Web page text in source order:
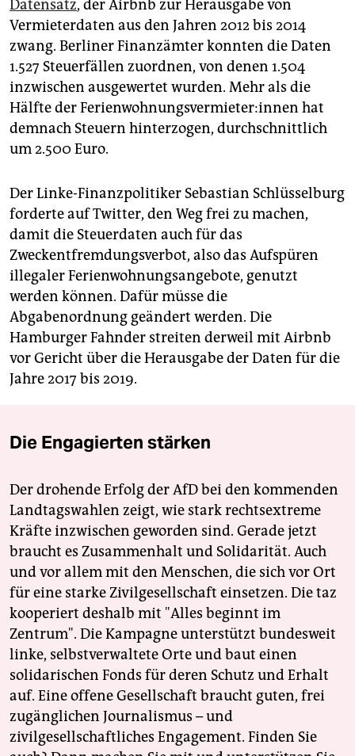
Datensatz, der Airbnb zur Herausgabe von
Vermieterdaten aus den Jahren 2012 bis 2014
zwang. Berliner Finanzämter konnten die Daten
1.527 Steuerfällen zuordnen, von denen 1.504
inzwischen ausgewertet wurden. Mehr als die
Hälfte der Fe­ri­en­woh­nungs­ver­mie­te­r:in­nen hat
demnach Steuern hinterzogen, durchschnittlich
um 2.500 Euro.
Der Linke-Finanzpolitiker Sebastian Schlüsselburg
forderte auf Twitter, den Weg frei zu machen,
damit die Steuerdaten auch für das
Zweckentfremdungsverbot, also das Aufspüren
illegaler Ferienwohnungsangebote, genutzt
werden können. Dafür müsse die
Abgabenordnung geändert werden. Die
Hamburger Fahnder streiten derweil mit Airbnb
vor Gericht über die Herausgabe der Daten für die
Jahre 2017 bis 2019.
Die Engagierten stärken
Der drohende Erfolg der AfD bei den kommenden
Landtagswahlen zeigt, wie stark rechtsextreme
Kräfte inzwischen geworden sind. Gerade jetzt
braucht es Zusammenhalt und Solidarität. Auch
und vor allem mit den Menschen, die sich vor Ort
für eine starke Zivilgesellschaft einsetzen. Die taz
kooperiert deshalb mit "Alles beginnt im
Zentrum". Die Kampagne unterstützt bundesweit
linke, selbstverwaltete Orte und baut einen
solidarischen Fonds für deren Schutz und Erhalt
auf. Eine offene Gesellschaft braucht guten, frei
zugänglichen Journalismus – und
zivilgesellschaftliches Engagement. Finden Sie